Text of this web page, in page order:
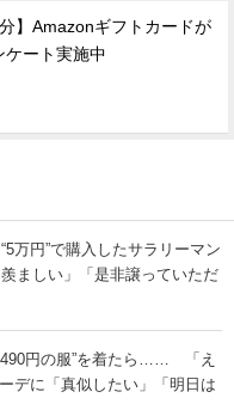
】Amazonギフトカードが
ケート実施中
万円”で購入したサラリーマン
しい」「是非譲っていただ
円の服”を着たら…… 「え
デに「真似したい」「明日は